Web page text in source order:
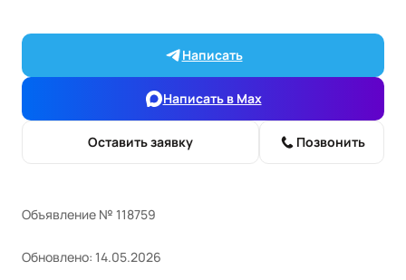
Написать
Написать в Max
Оставить заявку Позвонить
Объявление № 118759
Обновлено: 14.05.2026